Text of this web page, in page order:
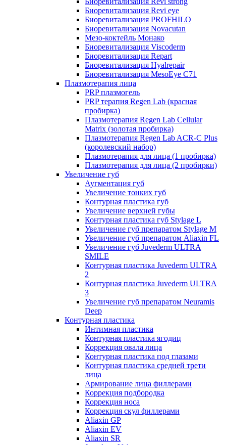
Биоревитализация Revi eye
Биоревитализация PROFHILO
Биоревитализация Novacutan
Мезо-коктейль Монако
Биоревитализация Viscoderm
Биоревитализация Repart
Биоревитализация Hyalrepair
Биоревитализация MesoEye C71
Плазмотерапия лица
PRP плазмогель
PRP терапия Regen Lab (красная
пробирка)
Плазмотерапия Regen Lab Cellular
Matrix (золотая пробирка)
Плазмотерапия Regen Lab ACR-C Plus
(королевский набор)
Плазмотерапия для лица (1 пробирка)
Плазмотерапия для лица (2 пробирки)
Увеличение губ
Аугментация губ
Увеличение тонких губ
Контурная пластика губ
Увеличение верхней губы
Контурная пластика губ Stylage L
Увеличение губ препаратом Stylage M
Увеличение губ препаратом Aliaxin FL
Увеличение губ Juvederm ULTRA
SMILE
Контурная пластика Juvederm ULTRA
2
Контурная пластика Juvederm ULTRA
3
Увеличение губ препаратом Neuramis
Deep
Контурная пластика
Интимная пластика
Контурная пластика ягодиц
Коррекция овала лица
Контурная пластика под глазами
Контурная пластика средней трети
лица
Армирование лица филлерами
Коррекция подбородка
Коррекция носа
Коррекция скул филлерами
Aliaxin GP
Aliaxin EV
Aliaxin SR